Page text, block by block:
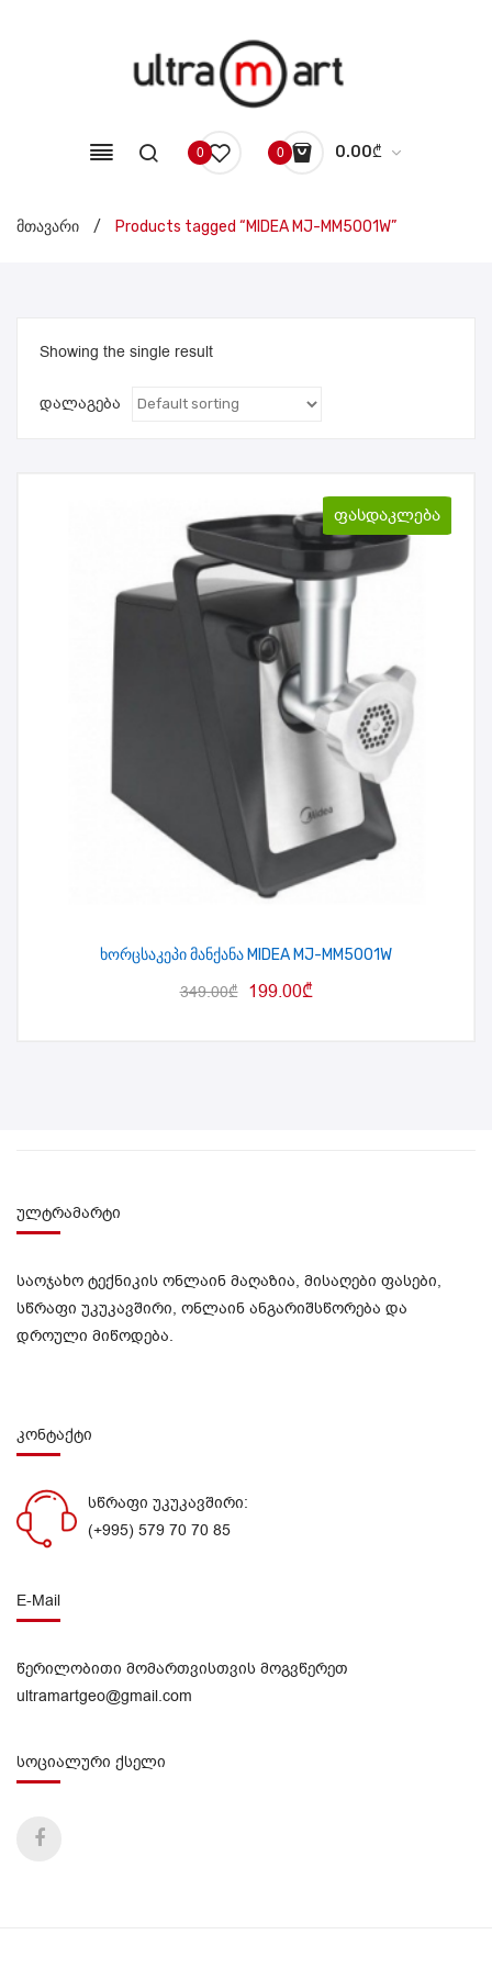
0 0 0.00₾
No products in the cart.
მთავარი / Products tagged “MIDEA MJ-MM5001W”
Showing the single result
დალაგება
ფასდაკლება
ხორცსაკეპი მანქანა MIDEA MJ-MM5001W
349.00₾ 199.00₾
ულტრამარტი
საოჯახო ტექნიკის ონლაინ მაღაზია, მისაღები ფასები,
სწრაფი უკუკავშირი, ონლაინ ანგარიშსწორება და
დროული მიწოდება.
კონტაქტი
სწრაფი უკუკავშირი:
(+995) 579 70 70 85
E-Mail
წერილობითი მომართვისთვის მოგვწერეთ
ultramartgeo@gmail.com
სოციალური ქსელი